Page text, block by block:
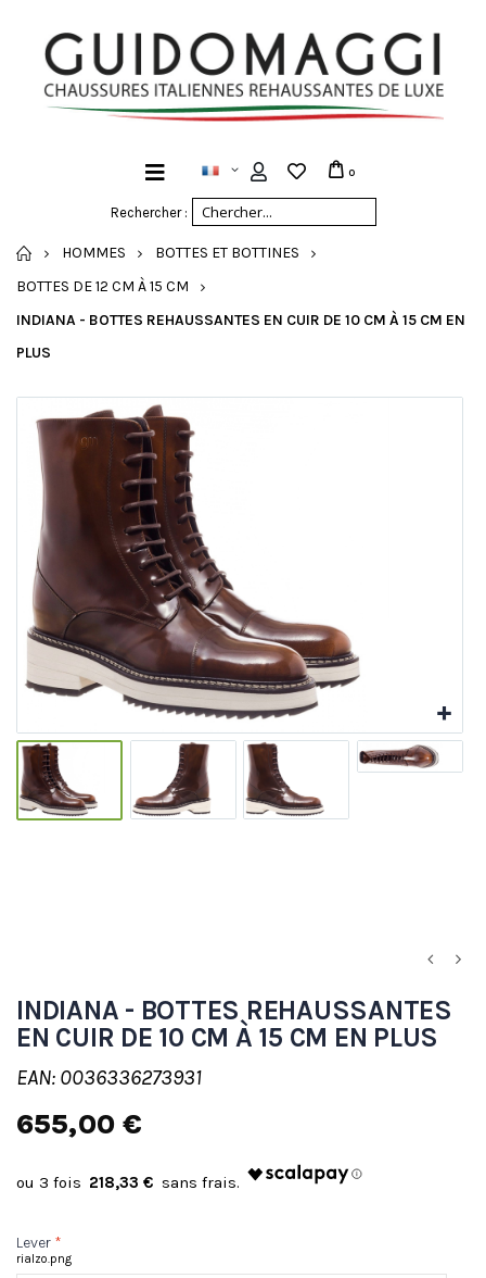
Rechercher :
0
ACCUEIL
HOMMES
BOTTES ET BOTTINES
BOTTES DE 12 CM À 15 CM
INDIANA - BOTTES REHAUSSANTES EN CUIR DE 10 CM À 15 CM EN
PLUS
INDIANA - BOTTES REHAUSSANTES
EN CUIR DE 10 CM À 15 CM EN PLUS
EAN: 0036336273931
655,00 €
218,33 €
Lever *
rialzo.png